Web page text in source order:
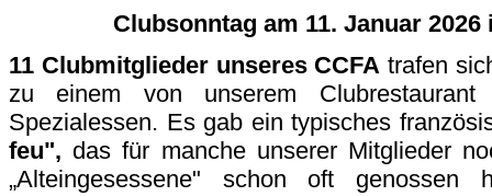
Clubsonntag am 11. Januar
11 Clubmitglieder unseres CCFA trafen
zu einem von unserem Clubrestaurant
Spezialessen. Es gab ein typisches
feu", das für manche unserer Mitglieder
„Alteingesessene" schon oft